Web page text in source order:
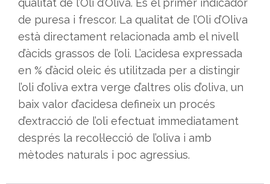
de puresa i frescor. La qualitat de l’Oli d’Oliva
està directament relacionada amb el nivell
d’àcids grassos de l’oli. L’acidesa expressada
en % d’àcid oleic és utilitzada per a distingir
l’oli d’oliva extra verge d’altres olis d’oliva, un
baix valor d’acidesa defineix un procés
d’extracció de l’oli efectuat immediatament
després la recol·lecció de l’oliva i amb
mètodes naturals i poc agressius.